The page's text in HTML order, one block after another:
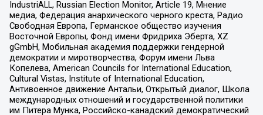
IndustriALL, Russian Election Monitor, Article 19, Мнение
медиа, Федерация анархического черного креста, Радио
Свободная Европа, Германское общество изучения
Восточной Европы, Фонд имени Фридриха Эберта, XZ
gGmbH, Мобильная академия поддержки гендерной
демократии и миротворчества, Форум имени Льва
Копелева, American Councils for International Education,
Cultural Vistas, Institute of International Education,
Антивоенное движение Антальи, Открытый диалог, Школа
международных отношений и государственной политики
им Питера Мунка, Российско-канадский демократический